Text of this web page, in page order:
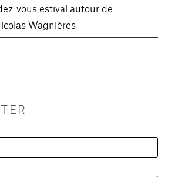
vous estival autour de
Wagnières